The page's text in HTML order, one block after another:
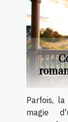
Parfois,
magie